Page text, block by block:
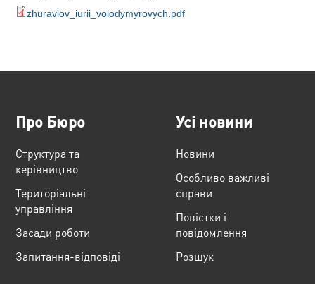
zhuravlov_iurii_volodymyrovych.pdf
Про Бюро
Структура та
керівництво
Територіальні
управління
Засади роботи
Запитання-відповіді
Усі новини
Новини
Особливо важливі
справи
Повістки і
повідомлення
Розшук